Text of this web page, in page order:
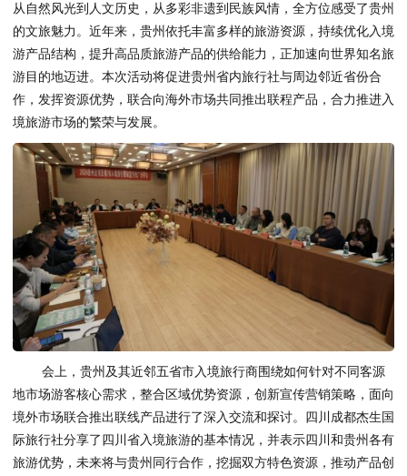
从自然风光到人文历史，从多彩非遗到民族风情，全方位感受了贵州
的文旅魅力。近年来，贵州依托丰富多样的旅游资源，持续优化入境
游产品结构，提升高品质旅游产品的供给能力，正加速向世界知名旅
游目的地迈进。本次活动将促进贵州省内旅行社与周边邻近省份合
作，发挥资源优势，联合向海外市场共同推出联程产品，合力推进入
境旅游市场的繁荣与发展。
会上，贵州及其近邻五省市入境旅行商围绕如何针对不同客源
地市场游客核心需求，整合区域优势资源，创新宣传营销策略，面向
境外市场联合推出联线产品进行了深入交流和探讨。四川成都杰生国
际旅行社分享了四川省入境旅游的基本情况，并表示四川和贵州各有
旅游优势，未来将与贵州同行合作，挖掘双方特色资源，推动产品创